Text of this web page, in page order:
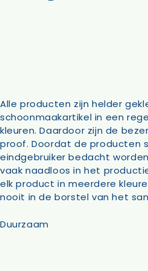
Alle producten zijn helder
schoonmaakartikel in een
kleuren. Daardoor zijn de
proof. Doordat de producten
eindgebruiker bedacht
vaak naadloos in het
elk product in meerdere
nooit in de borstel van het
Duurzaam